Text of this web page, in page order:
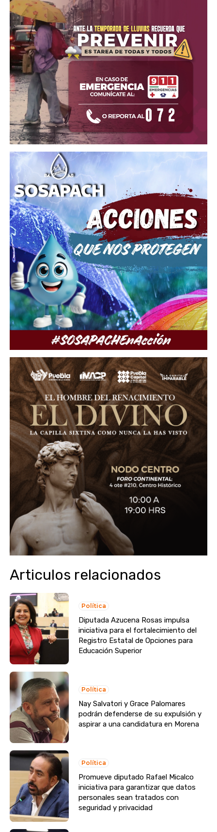
Articulos relacionados
Política
Diputada Azucena Rosas impulsa
iniciativa para el fortalecimiento del
Registro Estatal de Opciones para
Educación Superior
Política
Nay Salvatori y Grace Palomares
podrán defenderse de su expulsión y
aspirar a una candidatura en Morena
Política
Promueve diputado Rafael Micalco
iniciativa para garantizar que datos
personales sean tratados con
seguridad y privacidad